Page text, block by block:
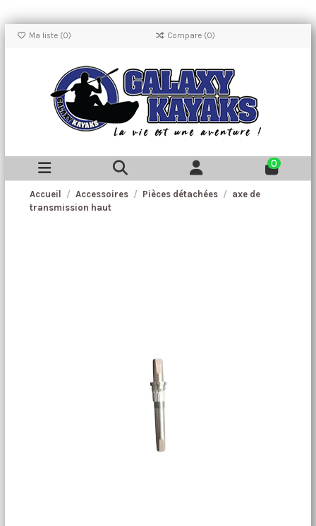
Ma liste (0) Compare (0)
0
Accueil Accessoires Pièces détachées
axe de
transmission haut